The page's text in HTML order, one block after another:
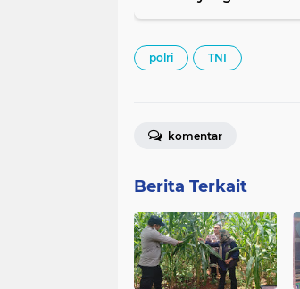
polri TNI
komentar
Berita Terkait